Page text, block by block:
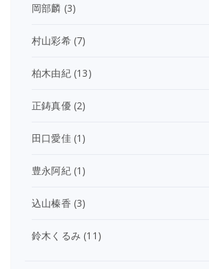
岡部麟 (3)
村山彩希(7)
柏木由紀(13)
正鋳真優(2)
田口愛佳(1)
豊永阿紀(1)
込山榛香 (3)
鈴木くるみ (11)